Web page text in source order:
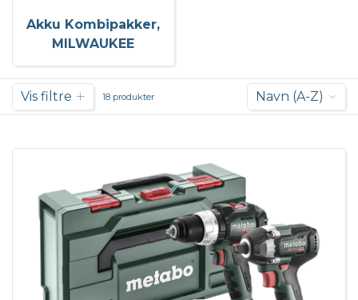
Akku Kombipakker,
MILWAUKEE
Vis filtre 18 produkter Navn (A-Z)